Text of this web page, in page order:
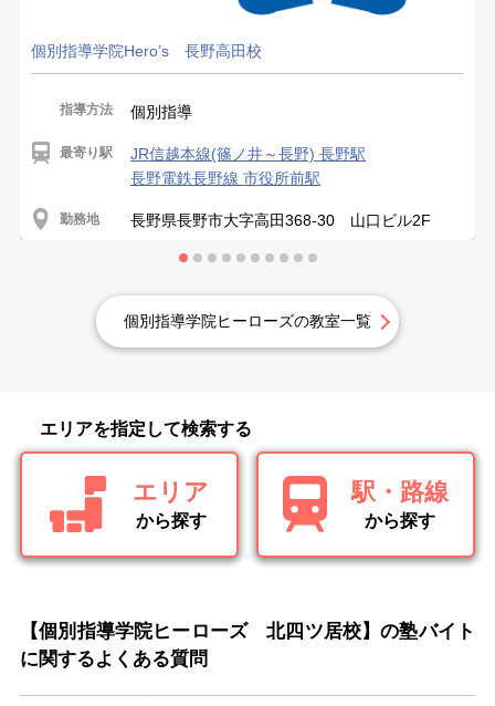
個別指導学院Hero’s 長野高田校
指導方法 個別指導
最寄り駅
JR信越本線(篠ノ井～長野) 長野駅
長野電鉄長野線 市役所前駅
勤務地 長野県長野市大字高田368-30 山口ビル2F
個別指導学院ヒーローズの教室一覧
エリアを指定して検索する
エリア
から探す
駅・路線
から探す
【個別指導学院ヒーローズ 北四ツ居校】の塾バイト
に関するよくある質問